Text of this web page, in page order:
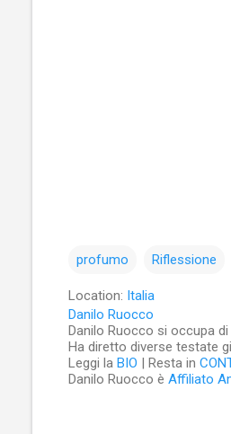
profumo Riflessione
Location: Italia
Danilo Ruocco
Danilo Ruocco si occupa
Ha diretto diverse testate
Leggi la BIO | Resta in
Danilo Ruocco è Affiliato